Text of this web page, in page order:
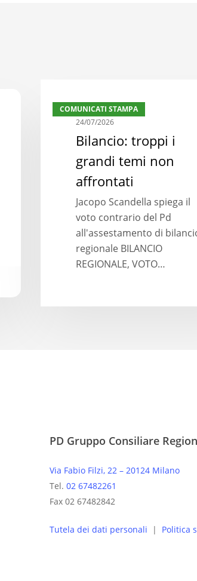
COMUNICATI STAMPA
troppi
affrontati
24/07/2026
Bilancio: troppi i
grandi temi non
affrontati
Jacopo Scandella spiega il
voto contrario del Pd
all'assestamento di
regionale BILANCIO
REGIONALE, VOTO…
PD Gruppo Consiliare
Via Fabio Filzi, 22 – 20124 Milano
Tel.02 67482261
Fax 02 67482842
Tutela dei dati personali | Politica